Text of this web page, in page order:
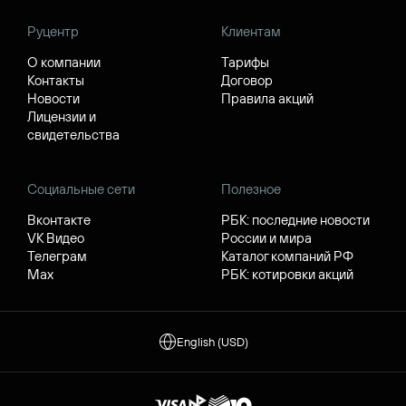
Руцентр
О компании
Контакты
Новости
Лицензии и
свидетельства
Клиентам
Тарифы
Договор
Правила акций
Социальные сети
Вконтакте
VK Видео
Телеграм
Max
Полезное
РБК: последние новости
России и мира
Каталог компаний РФ
РБК: котировки акций
English (USD)